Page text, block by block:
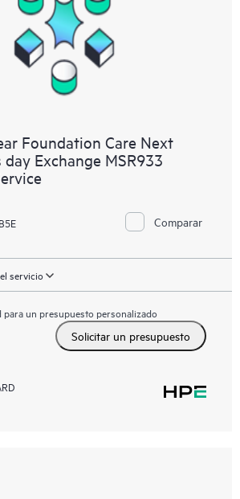
Foundation Care Next
day Exchange MSR933
Comparar
servicio
un presupuesto personalizado
Solicitar un presupuesto